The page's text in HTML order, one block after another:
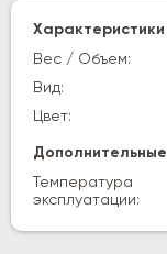
Характеристики
Вес / Объем:
Вид:
Цвет:
Дополнительные
Температура
эксплуатации: